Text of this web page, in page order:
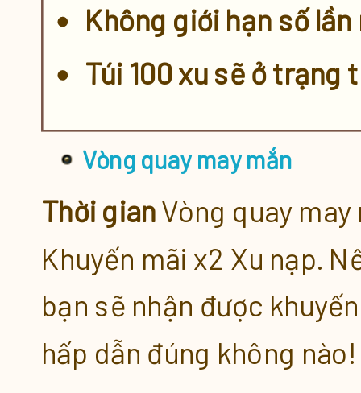
Không giới hạn số
Túi 100 xu sẽ ở trạng
Vòng quay may mắn
Thời gianVòng quay
Khuyến mãi x2 Xu nạp.
bạn sẽ nhận được
hấp dẫn đúng không nào!